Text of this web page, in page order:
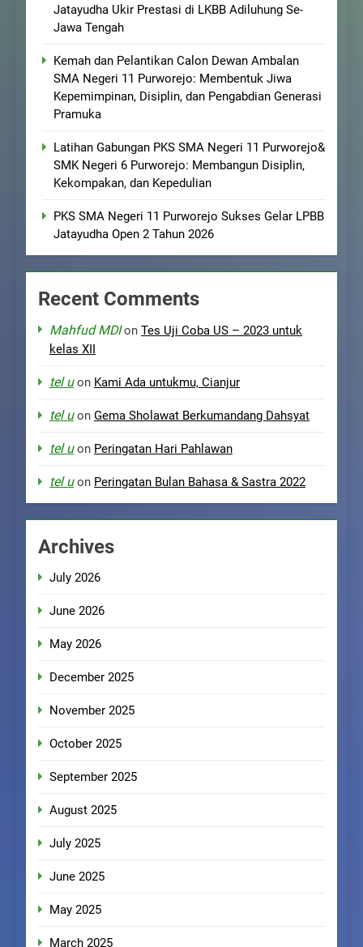
Jatayudha Ukir Prestasi di LKBB Adiluhung Se-
Jawa Tengah
Kemah dan Pelantikan Calon Dewan Ambalan
SMA Negeri 11 Purworejo: Membentuk Jiwa
Kepemimpinan, Disiplin, dan Pengabdian Generasi
Pramuka
Latihan Gabungan PKS SMA Negeri 11 Purworejo&
SMK Negeri 6 Purworejo: Membangun Disiplin,
Kekompakan, dan Kepedulian
PKS SMA Negeri 11 Purworejo Sukses Gelar LPBB
Jatayudha Open 2 Tahun 2026
Recent Comments
Mahfud MDIon Tes Uji Coba US – 2023 untuk
kelas XII
tel uon Kami Ada untukmu, Cianjur
tel uon Gema Sholawat Berkumandang Dahsyat
tel uon Peringatan Hari Pahlawan
tel uon Peringatan Bulan Bahasa & Sastra 2022
Archives
July 2026
June 2026
May 2026
December 2025
November 2025
October 2025
September 2025
August 2025
July 2025
June 2025
May 2025
March 2025